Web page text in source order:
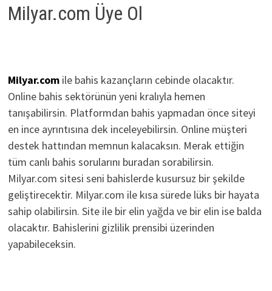
Milyar.com Üye Ol
Milyar.comile bahis kazançların cebinde olacaktır.
Online bahis sektörünün yeni kralıyla hemen
tanışabilirsin. Platformdan bahis yapmadan önce siteyi
en ince ayrıntısına dek inceleyebilirsin. Online müşteri
destek hattından memnun kalacaksın. Merak ettiğin
tüm canlı bahis sorularını buradan sorabilirsin.
Milyar.com sitesi seni bahislerde kusursuz bir şekilde
geliştirecektir. Milyar.com ile kısa sürede lüks bir hayata
sahip olabilirsin. Site ile bir elin yağda ve bir elin ise balda
olacaktır. Bahislerini gizlilik prensibi üzerinden
yapabileceksin.